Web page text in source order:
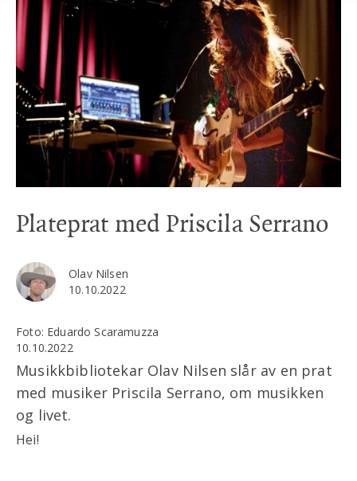
Plateprat med Priscila Serrano
Olav Nilsen
10.10.2022
Foto: Eduardo Scaramuzza
10.10.2022
Musikkbibliotekar Olav Nilsen slår av en prat
med musiker Priscila Serrano, om musikken
og livet.
Hei!